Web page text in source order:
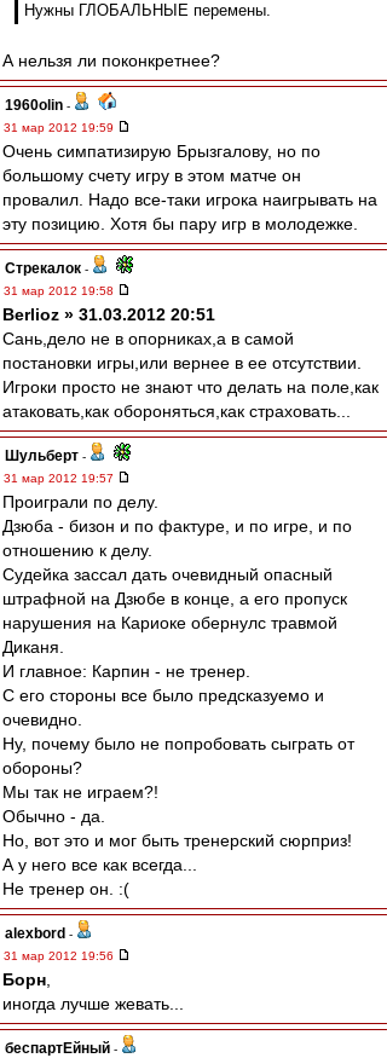
Нужны ГЛОБАЛЬНЫЕ перемены.
А нельзя ли поконкретнее?
1960olin -
31 мар 2012 19:59
Очень симпатизирую Брызгалову, но по
большому счету игру в этом матче он
провалил. Надо все-таки игрока наигрывать на
эту позицию. Хотя бы пару игр в молодежке.
Стрекалок -
31 мар 2012 19:58
Berlioz » 31.03.2012 20:51
Сань,дело не в опорниках,а в самой
постановки игры,или вернее в ее отсутствии.
Игроки просто не знают что делать на поле,как
атаковать,как обороняться,как страховать...
Шульберт -
31 мар 2012 19:57
Проиграли по делу.
Дзюба - бизон и по фактуре, и по игре, и по
отношению к делу.
Судейка зассал дать очевидный опасный
штрафной на Дзюбе в конце, а его пропуск
нарушения на Кариоке обернулс травмой
Диканя.
И главное: Карпин - не тренер.
С его стороны все было предсказуемо и
очевидно.
Ну, почему было не попробовать сыграть от
обороны?
Мы так не играем?!
Обычно - да.
Но, вот это и мог быть тренерский сюрприз!
А у него все как всегда...
Не тренер он. :(
alexbord -
31 мар 2012 19:56
Борн
иногда лучше жевать...
беспартЕйный -